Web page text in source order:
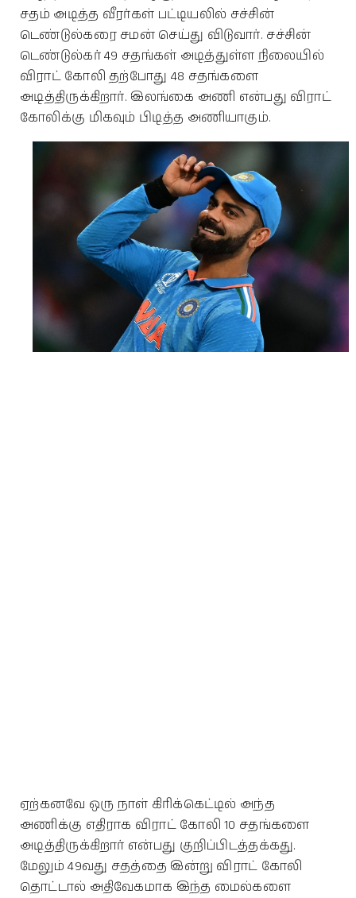
சதம் அடித்த வீரர்கள் பட்டியலில் சச்சின்
டெண்டுல்கரை சமன் செய்து விடுவார். சச்சின்
டெண்டுல்கர் 49 சதங்கள் அடித்துள்ள நிலையில்
விராட் கோலி தற்போது 48 சதங்களை
அடித்திருக்கிறார். இலங்கை அணி என்பது விராட்
கோலிக்கு மிகவும் பிடித்த அணியாகும்.
ஏற்கனவே ஒரு நாள் கிரிக்கெட்டில் அந்த
அணிக்கு எதிராக விராட் கோலி 10 சதங்களை
அடித்திருக்கிறார் என்பது குறிப்பிடத்தக்கது.
மேலும் 49வது சதத்தை இன்று விராட் கோலி
தொட்டால் அதிவேகமாக இந்த மைல்களை